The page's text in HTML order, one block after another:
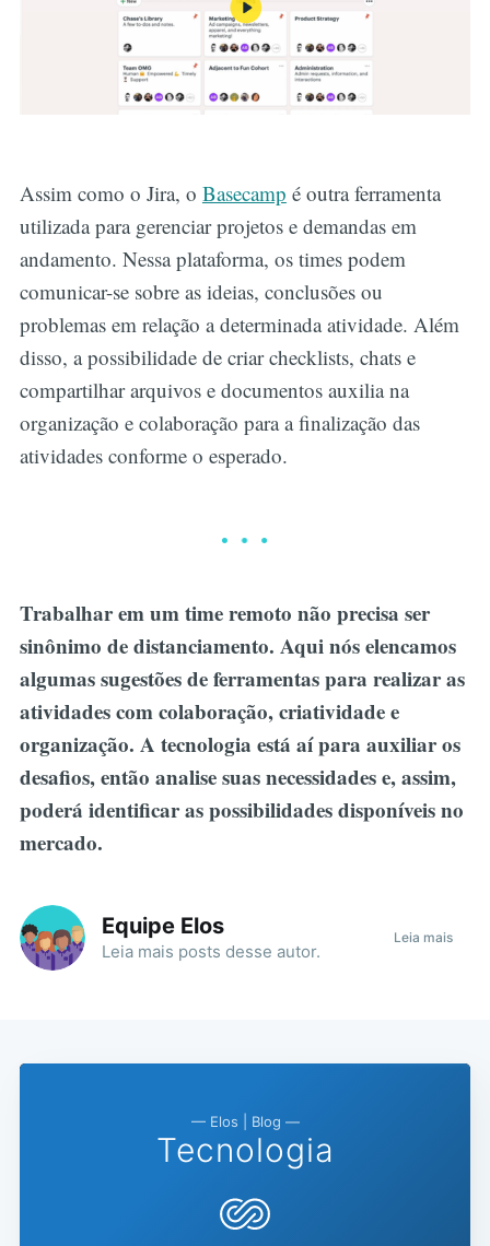
Assim como o Jira, o Basecamp é outra ferramenta
utilizada para gerenciar projetos e demandas em
andamento. Nessa plataforma, os times podem
comunicar-se sobre as ideias, conclusões ou
problemas em relação a determinada atividade. Além
disso, a possibilidade de criar checklists, chats e
compartilhar arquivos e documentos auxilia na
organização e colaboração para a finalização das
atividades conforme o esperado.
Trabalhar em um time remoto não precisa ser
sinônimo de distanciamento. Aqui nós elencamos
algumas sugestões de ferramentas para realizar as
atividades com colaboração, criatividade e
organização. A tecnologia está aí para auxiliar os
desafios, então analise suas necessidades e, assim,
poderá identificar as possibilidades disponíveis no
mercado.
Equipe Elos
Leia mais posts desse autor.
Leia mais
— Elos | Blog —
Tecnologia